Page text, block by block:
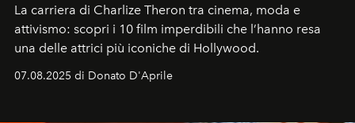
La carriera di Charlize Theron tra cinema, moda e
attivismo: scopri i 10 film imperdibili che l’hanno resa
una delle attrici più iconiche di Hollywood.
07.08.2025 di Donato D'Aprile